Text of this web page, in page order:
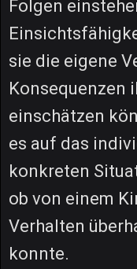
Folgen
sie die eigene
Konsequenzen
einschätzen
es auf das
konkreten
ob von einem
Verhalten
konnte.